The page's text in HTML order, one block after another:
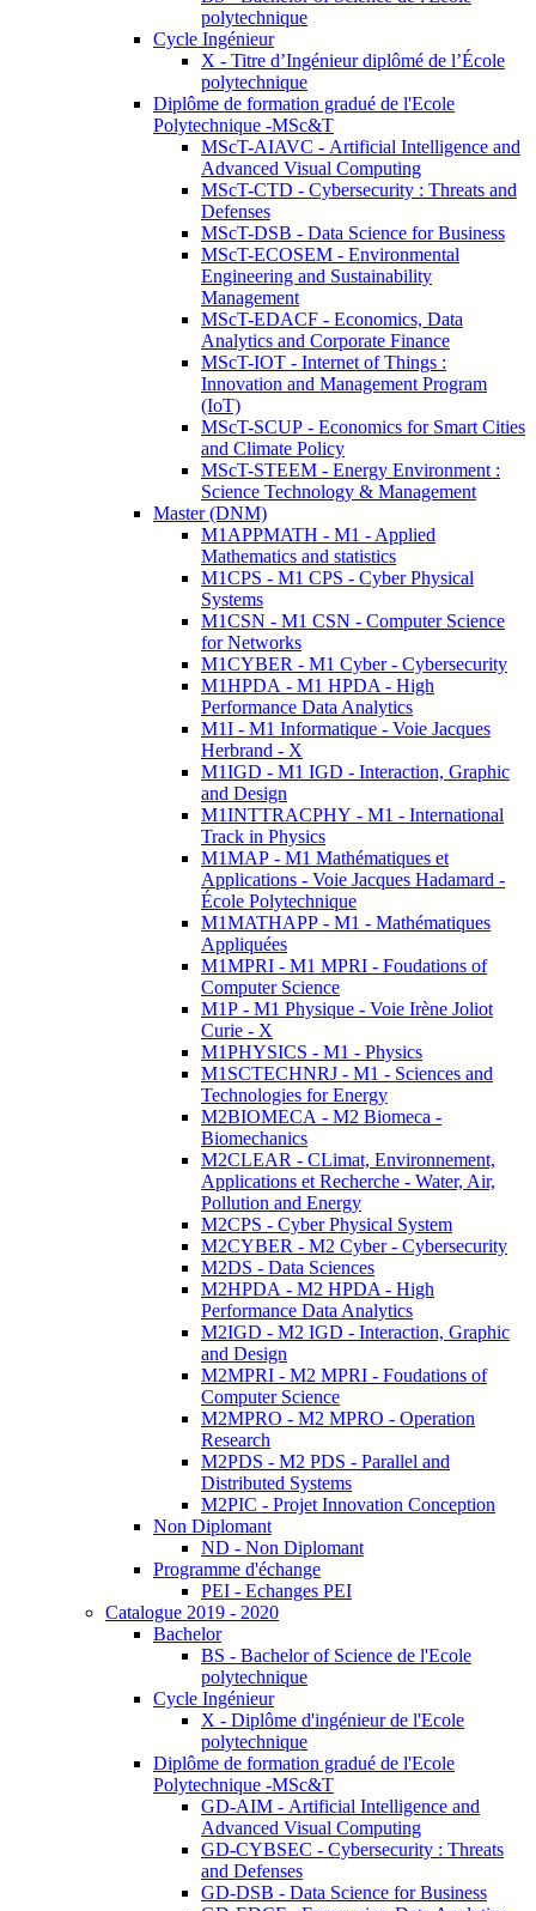
polytechnique
Cycle Ingénieur
X - Titre d’Ingénieur diplômé de l’École
polytechnique
Diplôme de formation gradué de l'Ecole
Polytechnique -MSc&T
MScT-AIAVC - Artificial Intelligence and
Advanced Visual Computing
MScT-CTD - Cybersecurity : Threats and
Defenses
MScT-DSB - Data Science for Business
MScT-ECOSEM - Environmental
Engineering and Sustainability
Management
MScT-EDACF - Economics, Data
Analytics and Corporate Finance
MScT-IOT - Internet of Things :
Innovation and Management Program
(IoT)
MScT-SCUP - Economics for Smart Cities
and Climate Policy
MScT-STEEM - Energy Environment :
Science Technology & Management
Master (DNM)
M1APPMATH - M1 - Applied
Mathematics and statistics
M1CPS - M1 CPS - Cyber Physical
Systems
M1CSN - M1 CSN - Computer Science
for Networks
M1CYBER - M1 Cyber - Cybersecurity
M1HPDA - M1 HPDA - High
Performance Data Analytics
M1I - M1 Informatique - Voie Jacques
Herbrand - X
M1IGD - M1 IGD - Interaction, Graphic
and Design
M1INTTRACPHY - M1 - International
Track in Physics
M1MAP - M1 Mathématiques et
Applications - Voie Jacques Hadamard -
École Polytechnique
M1MATHAPP - M1 - Mathématiques
Appliquées
M1MPRI - M1 MPRI - Foudations of
Computer Science
M1P - M1 Physique - Voie Irène Joliot
Curie - X
M1PHYSICS - M1 - Physics
M1SCTECHNRJ - M1 - Sciences and
Technologies for Energy
M2BIOMECA - M2 Biomeca -
Biomechanics
M2CLEAR - CLimat, Environnement,
Applications et Recherche - Water, Air,
Pollution and Energy
M2CPS - Cyber Physical System
M2CYBER - M2 Cyber - Cybersecurity
M2DS - Data Sciences
M2HPDA - M2 HPDA - High
Performance Data Analytics
M2IGD - M2 IGD - Interaction, Graphic
and Design
M2MPRI - M2 MPRI - Foudations of
Computer Science
M2MPRO - M2 MPRO - Operation
Research
M2PDS - M2 PDS - Parallel and
Distributed Systems
M2PIC - Projet Innovation Conception
Non Diplomant
ND - Non Diplomant
Programme d'échange
PEI - Echanges PEI
Catalogue 2019 - 2020
Bachelor
BS - Bachelor of Science de l'Ecole
polytechnique
Cycle Ingénieur
X - Diplôme d'ingénieur de l'Ecole
polytechnique
Diplôme de formation gradué de l'Ecole
Polytechnique -MSc&T
GD-AIM - Artificial Intelligence and
Advanced Visual Computing
GD-CYBSEC - Cybersecurity : Threats
and Defenses
GD-DSB - Data Science for Business